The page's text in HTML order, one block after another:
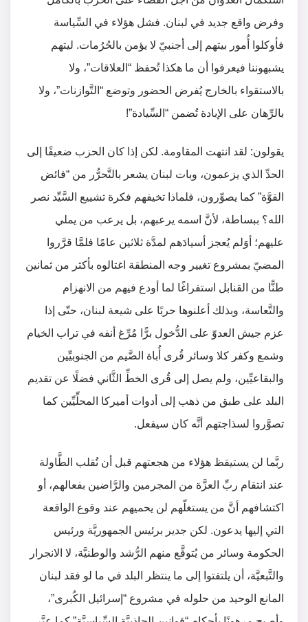
وفرض واقع جديد في لبنان. فشل هؤلاء في السِّياسة
فأوكلوا أُمور بيتهم إلى أجنبيّ لا يؤمن بالحُرُمات. ليتهم
يشبهوننا فيعرفوا أن ما هكذا تُحفظ “العلاقات”، ولا
بالاستقواء بالخارج يُفرض الحضور وتوضع “التَّوازنات”، ولا
بالرِّهان على الإبادة تُضمن “السِّيادة”!
يقولون: لقد انتهت المقاومة. لكن إذا كان الحزب ضعيفًا إلى
الحدِّ الذي يزعمون، وبات لبنان يشعر بالتَّحرُّر من “فائض
القوَّة” كما يصوِّرون، فلماذا تخيفهم فكرة تشييع السَّيِّد نصر
الله؟ ببساطة، لأنَّ اسمه يرعبهم، بل يرعب من يملي
عليهم؛ أوَلم يُعجز أسيادَهم لمدَّة ثلاثين عامًا فلمَّا قرَّروا
المضيّ بمشروع تغيير وجه المنطقة اغتالوه بأكثر من ثمانين
طنًّا من القنابل استفراغًا لما أودع فيهم من الانهزام
والتَّعاسة، وبذلك أعلنوها حربًا على شيعة لبنان، حتّى إذا
عزم جيش العدوّ على الدُّخول برًّا مُرِّغ أنفه في تراب الخيام
وشمع وكفر كلا وسائر قُرى أُباة الضَّيم من الجنوبيِّين
والبقاعيِّين، ولم يصل إلى قُرى الخطِّ الثَّاني فضلًا عن تقديم
البلد على طبق من ذهب إلى أدوات أميركا المحلِّيِّين كما
تصوَّروا لسذاجتهم أنَّه كان سيفعل.
ربَّما لن يستيقظ هؤلاء من هجعتهم قبل أن تُقلب الطَّاولة
عند انتقام ربِّ العزَّة من المجرمين والرَّاضين بفعالهم، أو
اكتشافهم أنَّ من يستغلّهم لن يحميهم عند وقوع الواقعة
التي إليها يدعون. لكن جدير برئيس الجمهوريَّة ورئيس
الحكومة وسائر من يُتوقَّع منهم الرُّشد والوطنيَّة، لا الانجرار
والتَّبعيَّة، أن يلتفتوا إلى ما ينتظر البلد في ما لو فقد لبنان
المانع الوحيد من حلوله في مشروع “إسرائيل الكُبرى”،